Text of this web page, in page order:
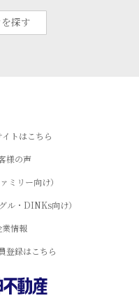
探す
トはこちら
様の声
ミリー向け）
ル・DINKs向け）
業情報
登録はこちら